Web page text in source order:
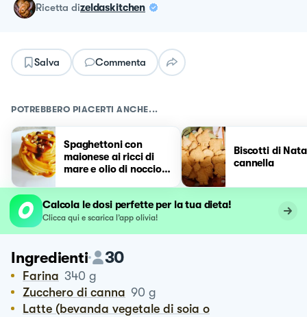
ricetta dizeldaskitchen
Salva Commenta
POTREBBERO PIACERTI ANCHE...
Spaghettoni con
maionese ai ricci di
mare e olio di nocciola
Biscotti di
cannella
Calcola le dosi perfette per la tua dieta!
Clicca qui e scarica l’app olivia!
Ingredienti 30
Farina 340 g
Zucchero di canna 90 g
Latte (bevanda vegetale di soia o